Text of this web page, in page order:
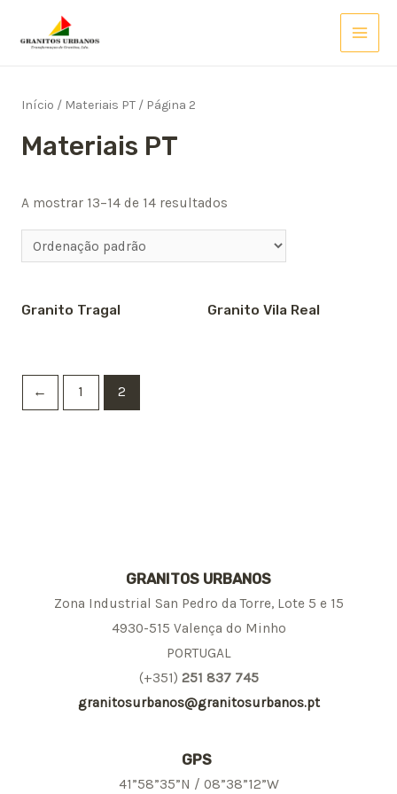
Início / Materiais PT/ Página 2
Materiais PT
A mostrar 13–14 de 14 resultados
Granito Tragal Granito Vila Real
← 1 2
GRANITOS URBANOS
Zona Industrial San Pedro da Torre, Lote 5 e 15
4930-515 Valença do Minho
PORTUGAL
(+351) 251 837 745
granitosurbanos@granitosurbanos.pt
GPS
41”58”35”N / 08”38”12”W